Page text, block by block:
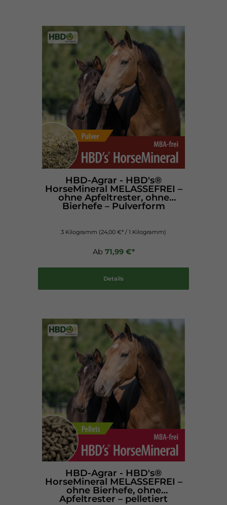
HBD-Agrar - HBD's®
HorseMineral MELASSEFREI –
ohne Apfeltrester, ohne
Bierhefe – Pulverform
3 Kilogramm (24,00 €* / 1 Kilogramm)
Ab 71,99 €*
Details
HBD-Agrar - HBD's®
HorseMineral MELASSEFREI –
ohne Bierhefe, ohne
Apfeltrester – pelletiert